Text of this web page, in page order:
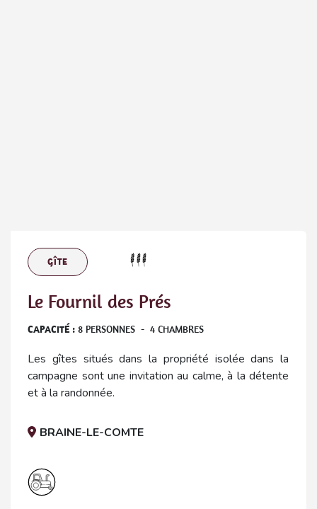
GÎTE
Le Fournil des Prés
CAPACITÉ : 8 PERSONNES - 4 CHAMBRES
Les gîtes situés dans la propriété isolée dans la
campagne sont une invitation au calme, à la détente
et à la randonnée.
BRAINE-LE-COMTE